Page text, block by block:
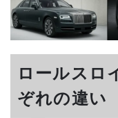
ロールスロ
ぞれの違い